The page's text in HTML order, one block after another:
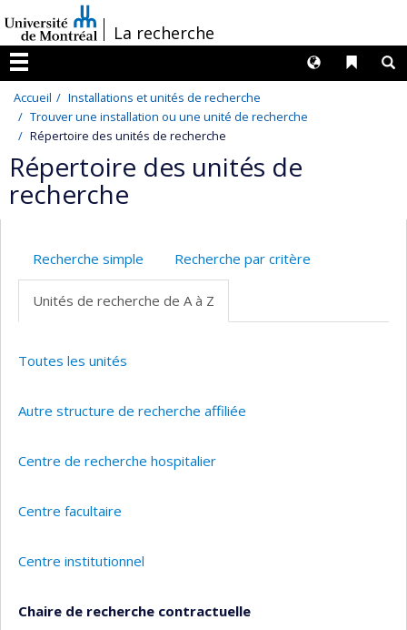
au
contenu
/La recherche
Menu
Liens
Langues
Accueil
Installations et unités de recherche
Trouver une installation ou une unité de recherche
Répertoire des unités de recherche
Répertoire des unités de
recherche
Recherche simple Recherche par critère
Unités de recherche de A à Z
Toutes les unités
Autre structure de recherche affiliée
Centre de recherche hospitalier
Centre facultaire
Centre institutionnel
Chaire de recherche contractuelle